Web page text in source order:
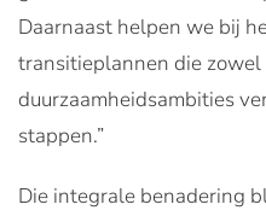
Daarnaast helpen we bij
transitieplannen die
duurzaamheidsambities
stappen.”
Die integrale benadering